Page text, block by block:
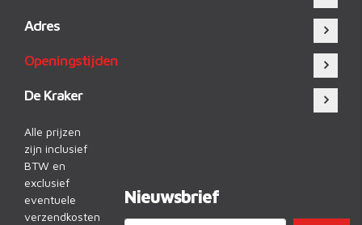
Adres
Openingstijden
De Kraker
Alle prijzen
zijn inclusief
BTW en
exclusief
eventuele
verzendkosten
Nieuwsbrief